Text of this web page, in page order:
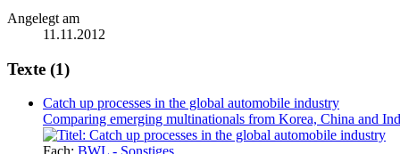
Angelegt am
11.11.2012
Texte (1)
Catch up processes in the global automobile industry
Comparing emerging multinationals from Korea, China and